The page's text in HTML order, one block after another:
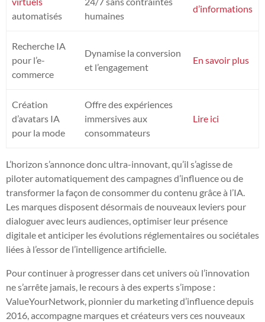
automatisés
humaines
d’informations
Recherche IA
pour l’e-
commerce
Dynamise la conversion
et l’engagement
En savoir plus
Création
d’avatars IA
pour la mode
Offre des expériences
immersives aux
consommateurs
Lire ici
L’horizon s’annonce donc ultra-innovant, qu’il s’agisse de
piloter automatiquement des campagnes d’influence ou de
transformer la façon de consommer du contenu grâce à l’IA.
Les marques disposent désormais de nouveaux leviers pour
dialoguer avec leurs audiences, optimiser leur présence
digitale et anticiper les évolutions réglementaires ou sociétales
liées à l’essor de l’intelligence artificielle.
Pour continuer à progresser dans cet univers où l’innovation
ne s’arrête jamais, le recours à des experts s’impose :
ValueYourNetwork, pionnier du marketing d’influence depuis
2016, accompagne marques et créateurs vers ces nouveaux